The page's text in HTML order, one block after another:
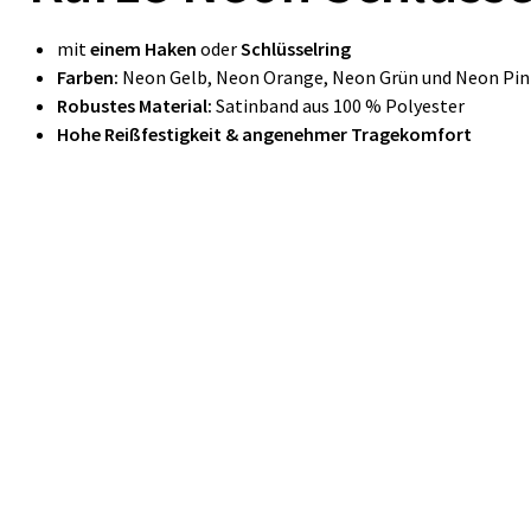
miteinem Haken oderSchlüsselring
Farben: Neon Gelb, Neon Orange, Neon Grün und Neon
Robustes Material: Satinband aus 100 % Polyester
Hohe Reißfestigkeit & angenehmer Tragekomfort